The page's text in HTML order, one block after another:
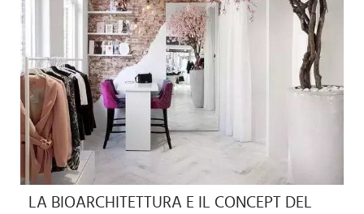
LA BIOARCHITETTURA E IL CONCEPT DEL